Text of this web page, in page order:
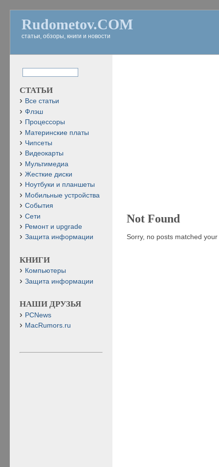
Rudometov.COM
статьи, обзоры, книги и новости
Not Found
Sorry, no posts matched
СТАТЬИ
Все статьи
Флэш
Процессоры
Материнские платы
Чипсеты
Видеокарты
Мультимедиа
Жесткие диски
Ноутбуки и планшеты
Мобильные устройства
События
Сети
Ремонт и upgrade
Защита информации
КНИГИ
Компьютеры
Защита информации
НАШИ ДРУЗЬЯ
PCNews
MacRumors.ru